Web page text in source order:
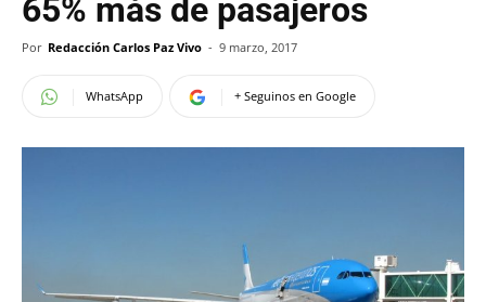
65% más de pasajeros
Por Redacción Carlos Paz Vivo - 9 marzo, 2017
WhatsApp + Seguinos en Google